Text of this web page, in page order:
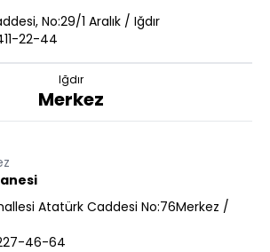
No:29/1 Aralık / Iğdır
22-44
Iğdır
Merkez
Atatürk Caddesi No:76Merkez /
46-64